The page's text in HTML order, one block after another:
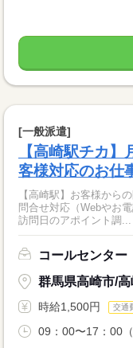
[一般派遣]
【高崎駅チカ
客様対応のお仕
【高崎駅】お客様から
問合せ対応（Webやお
訪問日のアポイント調...
コールセンター
群馬県高崎市/高
時給1,500円 交通
09：00〜17：00